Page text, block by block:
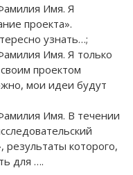
Имя. Я
проекта».
узнать…;
Имя. Я только
проектом
мои идеи будут
Имя. В течении
результаты которого,
для ….